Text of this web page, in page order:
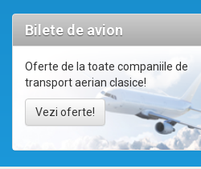
Bilete de avion
Oferte de la toate companiile de
transport aerian clasice!
Vezi oferte!